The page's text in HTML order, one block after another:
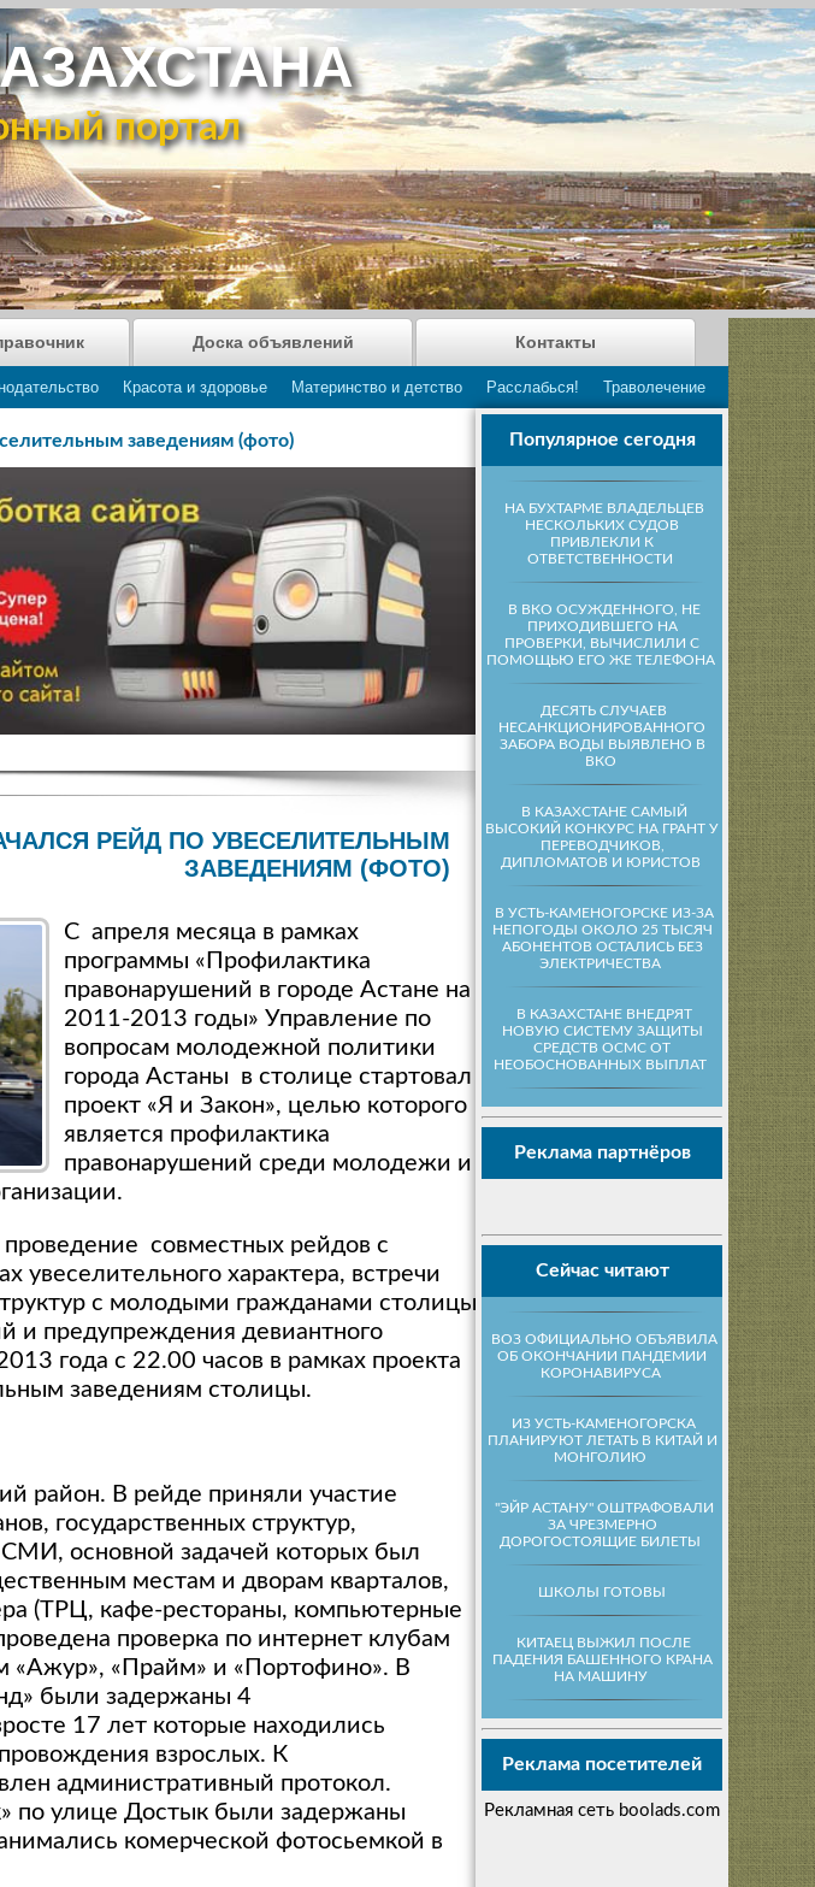
портал
Красота и здоровье Материнство и детство Расслабься! Траволечение
Доска объявлений Контакты
Популярное сегодня
НА БУХТАРМЕ ВЛАДЕЛЬЦЕВ
НЕСКОЛЬКИХ СУДОВ
ПРИВЛЕКЛИ К
ОТВЕТСТВЕННОСТИ
В ВКО ОСУЖДЕННОГО, НЕ
ПРИХОДИВШЕГО НА
ПРОВЕРКИ, ВЫЧИСЛИЛИ С
ПОМОЩЬЮ ЕГО ЖЕ ТЕЛЕФОНА
ДЕСЯТЬ СЛУЧАЕВ
НЕСАНКЦИОНИРОВАННОГО
ЗАБОРА ВОДЫ ВЫЯВЛЕНО В
ВКО
В КАЗАХСТАНЕ САМЫЙ
ВЫСОКИЙ КОНКУРС НА ГРАНТ У
ПЕРЕВОДЧИКОВ,
ДИПЛОМАТОВ И ЮРИСТОВ
В УСТЬ-КАМЕНОГОРСКЕ ИЗ-ЗА
НЕПОГОДЫ ОКОЛО 25 ТЫСЯЧ
АБОНЕНТОВ ОСТАЛИСЬ БЕЗ
ЭЛЕКТРИЧЕСТВА
В КАЗАХСТАНЕ ВНЕДРЯТ
НОВУЮ СИСТЕМУ ЗАЩИТЫ
СРЕДСТВ ОСМС ОТ
НЕОБОСНОВАННЫХ ВЫПЛАТ
Реклама партнёров
Сейчас читают
ВОЗ ОФИЦИАЛЬНО ОБЪЯВИЛА
ОБ ОКОНЧАНИИ ПАНДЕМИИ
КОРОНАВИРУСА
ИЗ УСТЬ-КАМЕНОГОРСКА
ПЛАНИРУЮТ ЛЕТАТЬ В КИТАЙ И
МОНГОЛИЮ
"ЭЙР АСТАНУ" ОШТРАФОВАЛИ
ЗА ЧРЕЗМЕРНО
ДОРОГОСТОЯЩИЕ БИЛЕТЫ
ШКОЛЫ ГОТОВЫ
КИТАЕЦ ВЫЖИЛ ПОСЛЕ
ПАДЕНИЯ БАШЕННОГО КРАНА
НА МАШИНУ
Реклама посетителей
Рекламная сеть boolads.com
заведениям (фото)
РЕЙД ПО УВЕСЕЛИТЕЛЬНЫМ
ЗАВЕДЕНИЯМ (ФОТО)
С апреля месяца в рамках
программы «Профилактика
правонарушений в городе Астане на
2011-2013 годы» Управление по
вопросам молодежной политики
города Астаны в столице стартовал
проект «Я и Закон», целью которого
является профилактика
правонарушений среди молодежи и
проведение совместных рейдов с
увеселительного характера, встречи
с молодыми гражданами столицы,
и предупреждения девиантного
года с 22.00 часов в рамках проекта
заведениям столицы.
район. В рейде приняли участие
государственных структур,
основной задачей которых был
местам и дворам кварталов,
(ТРЦ, кафе-рестораны, компьютерные
проверка по интернет клубам
«Ажур», «Прайм» и «Портофино». В
были задержаны 4
17 лет которые находились
взрослых. К
административный протокол.
по улице Достык были задержаны
комерческой фотосьемкой в